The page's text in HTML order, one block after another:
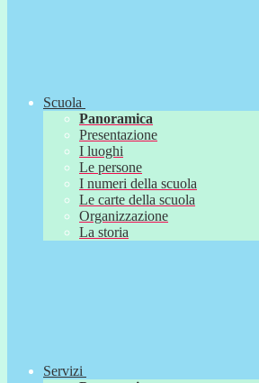
Scuola
Panoramica
Presentazione
I luoghi
Le persone
I numeri della scuola
Le carte della scuola
Organizzazione
La storia
Servizi